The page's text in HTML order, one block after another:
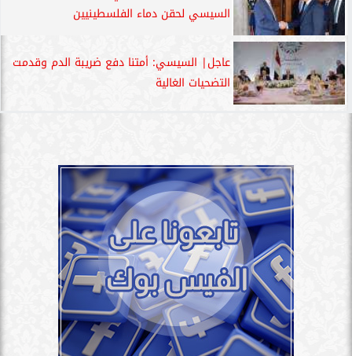
السيسي لحقن دماء الفلسطينيين
عاجل| السيسي: أمتنا دفع ضريبة الدم وقدمت
التضحيات الغالية